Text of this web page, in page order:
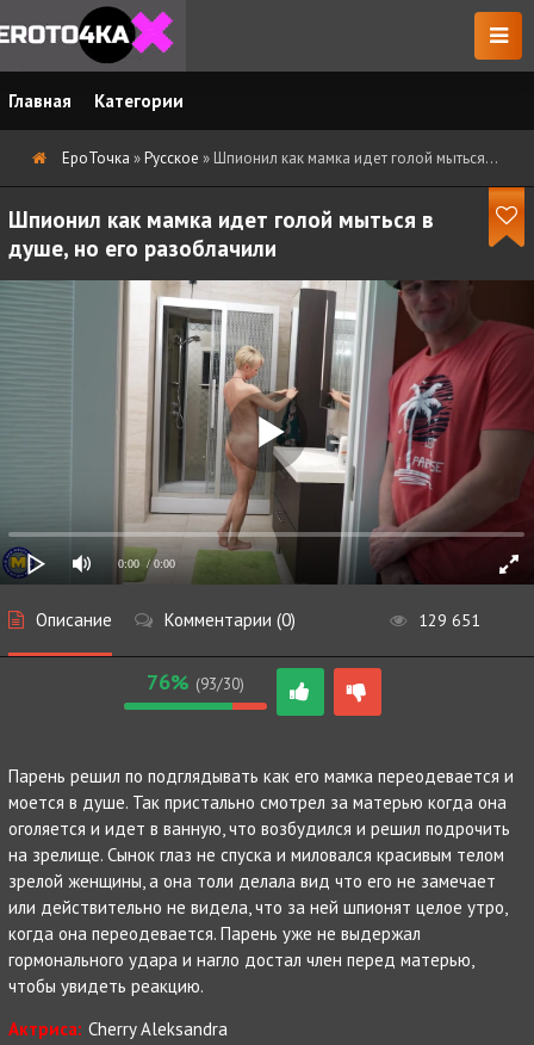
ЕроТочка »Русское » Шпионил как мамка идет голой мыться в душе, но его разоблачили
Шпионил как мамка идет голой мыться в
душе, но его разоблачили
0:00 / 0:00
Описание Комментарии (0)
76% (93/30)
129 651
Парень решил по подглядывать как его мамка переодевается и
моется в душе. Так пристально смотрел за матерью когда она
оголяется и идет в ванную, что возбудился и решил подрочить
на зрелище. Сынок глаз не спуска и миловался красивым телом
зрелой женщины, а она толи делала вид что его не замечает
или действительно не видела, что за ней шпионят целое утро,
когда она переодевается. Парень уже не выдержал
гормонального удара и нагло достал член перед матерью,
чтобы увидеть реакцию.
Актриса: Cherry Aleksandra
Главная Категории